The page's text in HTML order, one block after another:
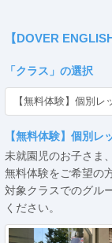
【DOVER
「 クラス 」の選択
【無料体験】個別レ
未就園児のお子さま
無料体験をご希望の
対象クラスでのグル
ください。